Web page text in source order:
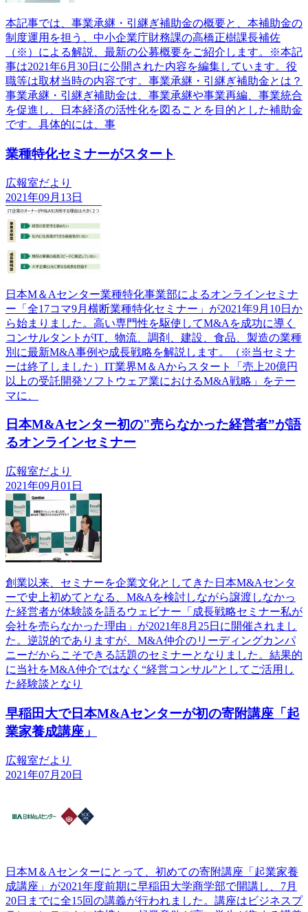
本記事では、事業承継・引継ぎ補助金の概要と、本補助金の
制度運用を担う、中小企業庁財務課の高橋正樹課長補佐
（※）による解説、最新の公募概要をご紹介します。※本記
事は2021年6月30日に公開された内容を編集しています。役
職等は取材当時の内容です。事業承継・引継ぎ補助金とは？
事業承継・引継ぎ補助金は、事業承継や事業再編、事業統合
を促進し、日本経済の活性化を図ることを目的とした補助金
です。具体的には、事
業種特化セミナーがスタート
広報室だより
2021年09月13日
日本M＆Aセンター業種特化事業部によるオンラインセミナ
ー「全17コマ9月横断業種特化セミナー」が2021年9月10日か
ら始まりました。高い専門性を駆使してM&Aを成功に導く
コンサルタントがIT、物流、調剤、建設、食品、製造の業種
別に最新M&A事例や成長戦略を解説します。（※当セミナ
ーは終了しました）IT業界M＆Aからスタート「売上20億円
以上の受託開発ソフトウェア業におけるM&A戦略」をテー
マに、
日本M&Aセンター初の"売らなかった経営者”が語
るオンラインセミナー
広報室だより
2021年09月01日
創業以来、セミナーを企業文化としてきた日本М&Aセンタ
ーで史上初めてとなる、M&Aを検討しながら譲渡しなかっ
た経営者が体験談を語るウェビナー「成長戦略セミナー私が
会社を売らなかった理由」が2021年8月25日に開催されまし
た。逆説的でありますが、М&A仲介のリーディングカンパ
ニーだからこそできる話題のセミナーとなりました。結果的
に当社をM&A仲介ではなく“経営コンサル”としてご活用し
た経験談となり
早稲田大で日本M&Aセンターが初の寄附講座「起
業家養成講座」
広報室だより
2021年07月20日
日本M＆Aセンターにとって、初めての寄附講座「起業家養
成講座」が2021年度前期に早稲田大学商学部で開講し、7月
20日までに全15回の講義が行われました。講座はビジネスプ